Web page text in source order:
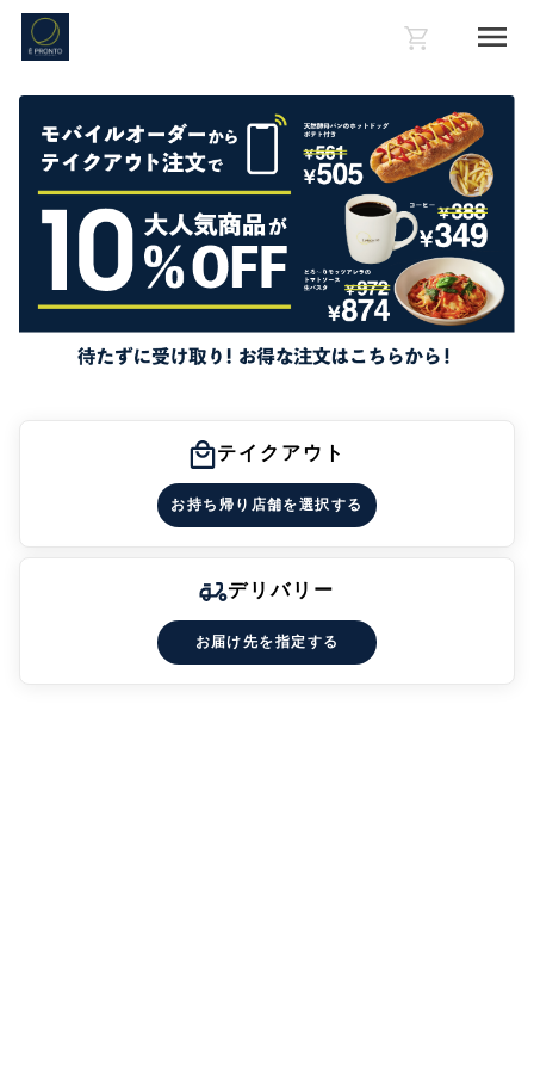
テイクアウト
お持ち帰り店舗を選択する
デリバリー
お届け先を指定する